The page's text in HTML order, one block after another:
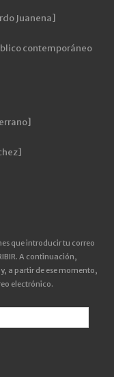
Juanena]
contemporáneo
que introducir tu correo
A continuación,
a partir de ese momento,
electrónico.